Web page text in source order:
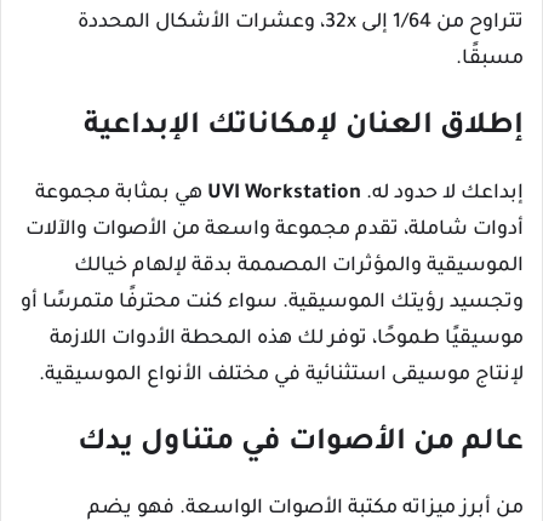
تتراوح من 1/64 إلى 32x، وعشرات الأشكال المحددة
مسبقًا.
إطلاق العنان لإمكاناتك الإبداعية
إبداعك لا حدود له. UVI Workstation هي بمثابة مجموعة
أدوات شاملة، تقدم مجموعة واسعة من الأصوات والآلات
الموسيقية والمؤثرات المصممة بدقة لإلهام خيالك
وتجسيد رؤيتك الموسيقية. سواء كنت محترفًا متمرسًا أو
موسيقيًا طموحًا، توفر لك هذه المحطة الأدوات اللازمة
لإنتاج موسيقى استثنائية في مختلف الأنواع الموسيقية.
عالم من الأصوات في متناول يدك
من أبرز ميزاته مكتبة الأصوات الواسعة. فهو يضم